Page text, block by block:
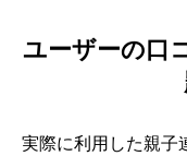
ユーザーの口
実際に利用した親子